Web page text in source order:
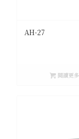
AH-27
閱讀更多